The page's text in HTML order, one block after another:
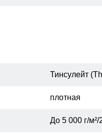
Тинсулейт
плотная
До 5 000 г/м²/